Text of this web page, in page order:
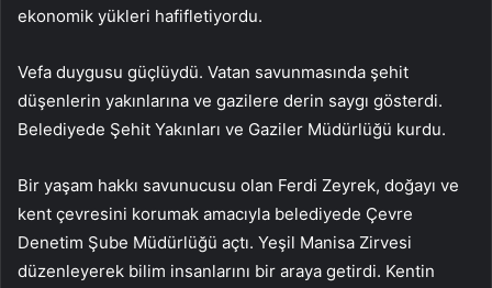
ekonomik yükleri hafifletiyordu.
Vefa duygusu güçlüydü. Vatan savunmasında şehit
düşenlerin yakınlarına ve gazilere derin saygı gösterdi.
Belediyede Şehit Yakınları ve Gaziler Müdürlüğü kurdu.
Bir yaşam hakkı savunucusu olan Ferdi Zeyrek, doğayı ve
kent çevresini korumak amacıyla belediyede Çevre
Denetim Şube Müdürlüğü açtı. Yeşil Manisa Zirvesi
düzenleyerek bilim insanlarını bir araya getirdi. Kentin